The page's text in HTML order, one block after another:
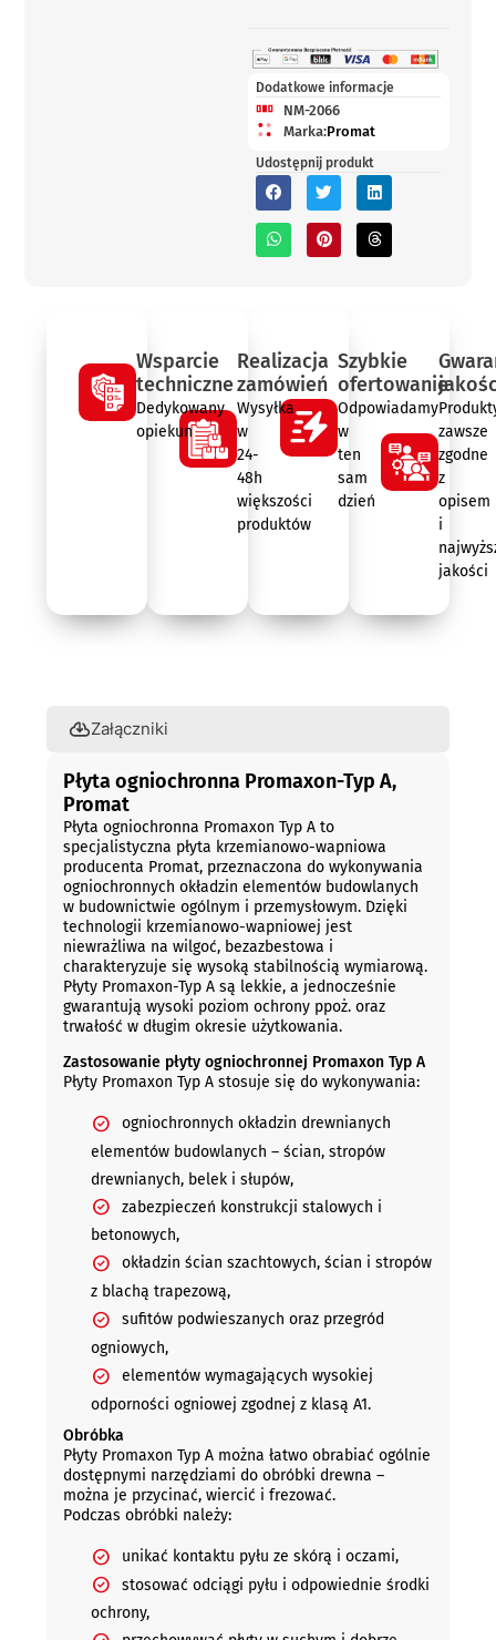
Dodatkowe informacje
NM-2066
Marka:Promat
Udostępnij produkt
Wsparcie
techniczne
Dedykowany
opiekun
Realizacja
zamówień
Wysyłka
w
24-
48h
większości
produktów
Szybkie
ofertowanie
Odpowiadamy
w
ten
sam
dzień
zawsze
zgodne
z
opisem
i
jakości
Załączniki
Płyta ogniochronna Promaxon-Typ A,
Promat
Płyta ogniochronna Promaxon Typ A to
specjalistyczna płyta krzemianowo-wapniowa
producenta Promat, przeznaczona do wykonywania
ogniochronnych okładzin elementów budowlanych
w budownictwie ogólnym i przemysłowym. Dzięki
technologii krzemianowo-wapniowej jest
niewrażliwa na wilgoć, bezazbestowa i
charakteryzuje się wysoką stabilnością wymiarową.
Płyty Promaxon-Typ A są lekkie, a jednocześnie
gwarantują wysoki poziom ochrony ppoż. oraz
trwałość w długim okresie użytkowania.
Zastosowanie płyty ogniochronnej Promaxon Typ A
Płyty Promaxon Typ A stosuje się do wykonywania:
ogniochronnych okładzin drewnianych
elementów budowlanych – ścian, stropów
drewnianych, belek i słupów,
zabezpieczeń konstrukcji stalowych i
betonowych,
okładzin ścian szachtowych, ścian i stropów
z blachą trapezową,
sufitów podwieszanych oraz przegród
ogniowych,
elementów wymagających wysokiej
odporności ogniowej zgodnej z klasą A1.
Obróbka
Płyty Promaxon Typ A można łatwo obrabiać ogólnie
dostępnymi narzędziami do obróbki drewna –
można je przycinać, wiercić i frezować.
Podczas obróbki należy:
unikać kontaktu pyłu ze skórą i oczami,
stosować odciągi pyłu i odpowiednie środki
ochrony,